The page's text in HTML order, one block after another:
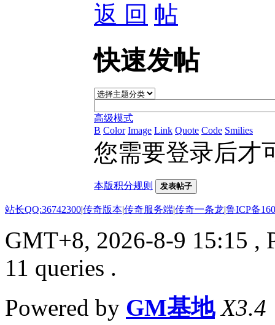
返 回
快速发帖
高级模式
B Color Image Link Quote Code Smilies
您需要登录后才
本版积分规则 发表帖子
站长QQ:36742300|传奇版本|传奇服务端|传奇一条龙|鲁ICP备
GMT+8, 2026-8-9 15:15 ,
11 queries .
Powered by GM基地 X3.4